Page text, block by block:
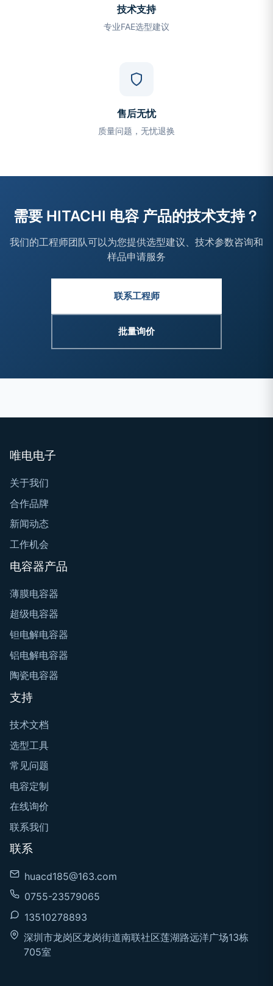
技术支持
专业FAE选型建议
售后无忧
质量问题，无忧退换
需要 HITACHI 电容 产品的技术支持？
我们的工程师团队可以为您提供选型建议、技术参数咨询和
样品申请服务
联系工程师
批量询价
唯电电子
关于我们
合作品牌
新闻动态
工作机会
电容器产品
薄膜电容器
超级电容器
钽电解电容器
铝电解电容器
陶瓷电容器
支持
技术文档
选型工具
常见问题
电容定制
在线询价
联系我们
联系
huacd185@163.com
0755-23579065
13510278893
深圳市龙岗区龙岗街道南联社区莲湖路远洋广场13栋
705室